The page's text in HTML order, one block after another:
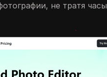
не тратя